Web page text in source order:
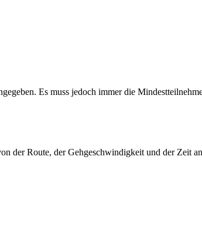
Es muss jedoch immer die
der Route, der Gehgeschwindigkeit und der Zeit